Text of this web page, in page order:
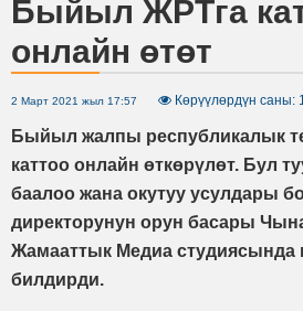
Быйыл ЖРТга
онлайн өтөт
2 Март 2021 жыл 17:57 Көрүүлөрдүн саны:
Быйыл жалпы республикалык
каттоо онлайн өткөрүлөт. Бул
баалоо жана окутуу усулдары
директорунун орун басары
Жамааттык Медиа студиясында
билдирди.